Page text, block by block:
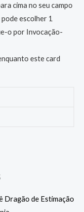
cima no seu campo
escolher 1
o por Invocação-
este card